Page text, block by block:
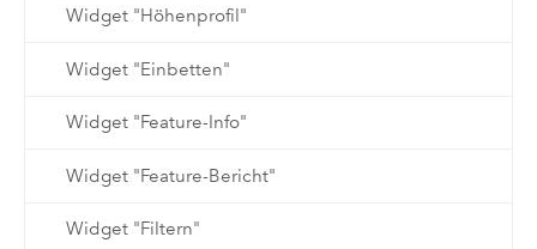
Widget "Höhenprofil"
Widget "Einbetten"
Widget "Feature-Info"
Widget "Feature-Bericht"
Widget "Filtern"